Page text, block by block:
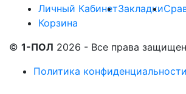
Личный КабинетЗакладки
Корзина
© 1-ПОЛ 2026 - Все права
Политика конфиденциальности